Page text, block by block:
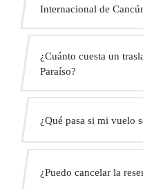
Internacional de
¿Cuánto cuesta un
Paraíso?
Usa nuestro formulario de
fijo al instante. Sin cargos
¿Qué pasa si mi vuelo
conductor ajustará
¿Puedo cancelar la